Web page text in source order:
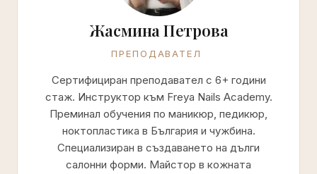
Жасмина Петрова
ПРЕПОДАВАТЕЛ
Сертифициран преподавател с 6+ години
стаж. Инструктор към Freya Nails Academy.
Преминал обучения по маникюр, педикюр,
ноктопластика в България и чужбина.
Специализиран в създаването на дълги
салонни форми. Майстор в кожната